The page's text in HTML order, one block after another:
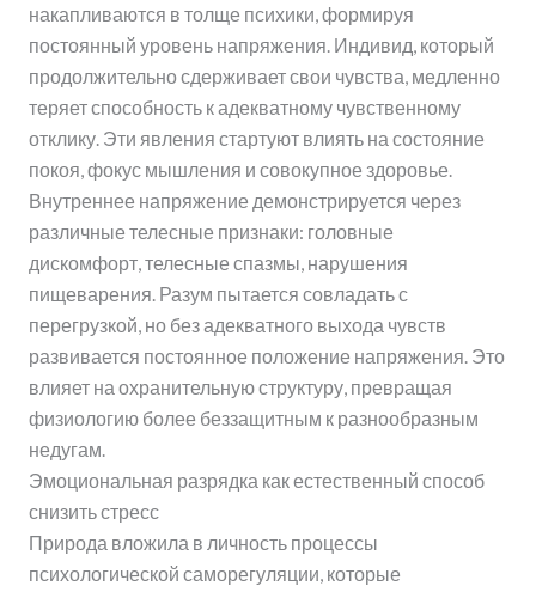
накапливаются в толще психики, формируя
постоянный уровень напряжения. Индивид, который
продолжительно сдерживает свои чувства, медленно
теряет способность к адекватному чувственному
отклику. Эти явления стартуют влиять на состояние
покоя, фокус мышления и совокупное здоровье.
Внутреннее напряжение демонстрируется через
различные телесные признаки: головные
дискомфорт, телесные спазмы, нарушения
пищеварения. Разум пытается совладать с
перегрузкой, но без адекватного выхода чувств
развивается постоянное положение напряжения. Это
влияет на охранительную структуру, превращая
физиологию более беззащитным к разнообразным
недугам.
Эмоциональная разрядка как естественный способ
снизить стресс
Природа вложила в личность процессы
психологической саморегуляции, которые